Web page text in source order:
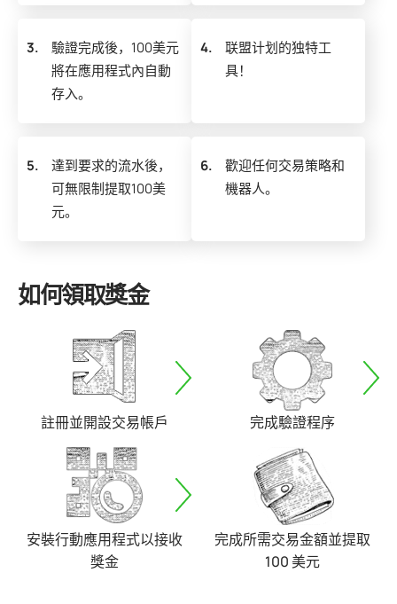
3.
驗證完成後，100美元
將在應用程式內自動
存入。
4.
联盟计划的独特工
具！
5.
達到要求的流水後，
可無限制提取100美
元。
6.
歡迎任何交易策略和
機器人。
如何領取獎金
註冊並開設交易帳戶 完成驗證程序
安裝行動應用程式以接收
獎金
完成所需交易金額並提取
100 美元